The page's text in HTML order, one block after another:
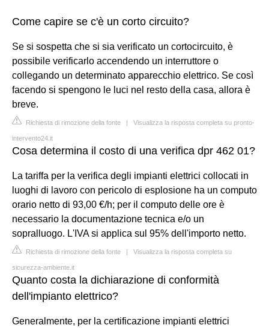
Come capire se c'è un corto circuito?
Se si sospetta che si sia verificato un cortocircuito, è
possibile verificarlo accendendo un interruttore o
collegando un determinato apparecchio elettrico. Se così
facendo si spengono le luci nel resto della casa, allora è
breve.
Richiesta di rimozione della fonte | Visualizza la risposta completa su pronto-
intervento24.it
Cosa determina il costo di una verifica dpr 462 01?
La tariffa per la verifica degli impianti elettrici collocati in
luoghi di lavoro con pericolo di esplosione ha un computo
orario netto di 93,00 €/h; per il computo delle ore è
necessario la documentazione tecnica e/o un
sopralluogo. L'IVA si applica sul 95% dell'importo netto.
Richiesta di rimozione della fonte | Visualizza la risposta completa su
sicurezza-ambiente.it
Quanto costa la dichiarazione di conformità
dell'impianto elettrico?
Generalmente, per la certificazione impianti elettrici